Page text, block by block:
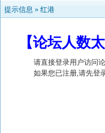
提示信息 » 红港
【论坛人数
请直接登录用户访问
如果您已注册,请先登